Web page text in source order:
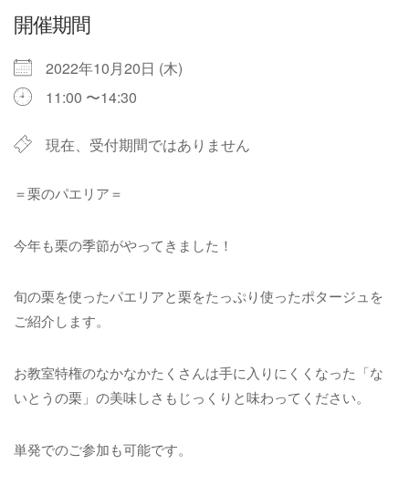
開催期間
2022年10月20日 (木)
11:00 〜14:30
現在、受付期間ではありません
＝栗のパエリア＝
今年も栗の季節がやってきました！
旬の栗を使ったパエリアと栗をたっぷり使ったポタージュを
ご紹介します。
お教室特権のなかなかたくさんは手に入りにくくなった「な
いとうの栗」の美味しさもじっくりと味わってください。
単発でのご参加も可能です。